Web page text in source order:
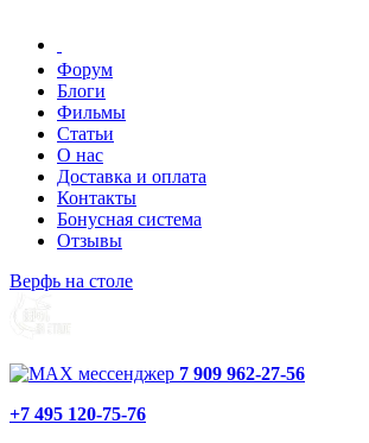
Форум
Блоги
Фильмы
Статьи
О нас
Доставка и оплата
Контакты
Бонусная система
Отзывы
Верфь на столе
7 909 962-27-56
+7 495 120-75-76